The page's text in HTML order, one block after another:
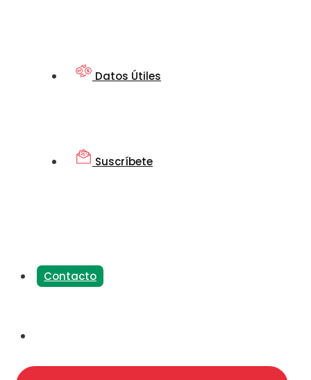
Datos Útiles
Suscríbete
Contacto